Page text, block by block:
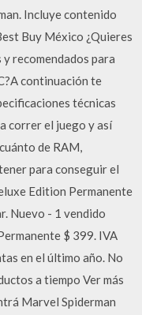
Incluye contenido
Buy México ¿Quieres
recomendados para
continuación te
técnicas
correr el juego y así
de RAM,
para conseguir el
Edition Permanente
Nuevo - 1 vendido
$ 399. IVA
en el último año. No
a tiempo Ver más
Marvel Spiderman